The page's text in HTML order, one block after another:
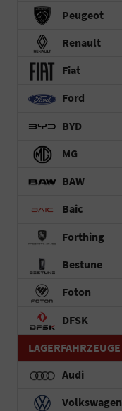
Peugeot
Renault
Fiat
Ford
BYD
MG
BAW
Baic
Forthing
Bestune
Foton
DFSK
LAGERFAHRZEUGE
Audi
Volkswagen